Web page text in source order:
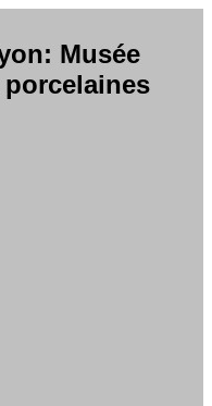
Musée